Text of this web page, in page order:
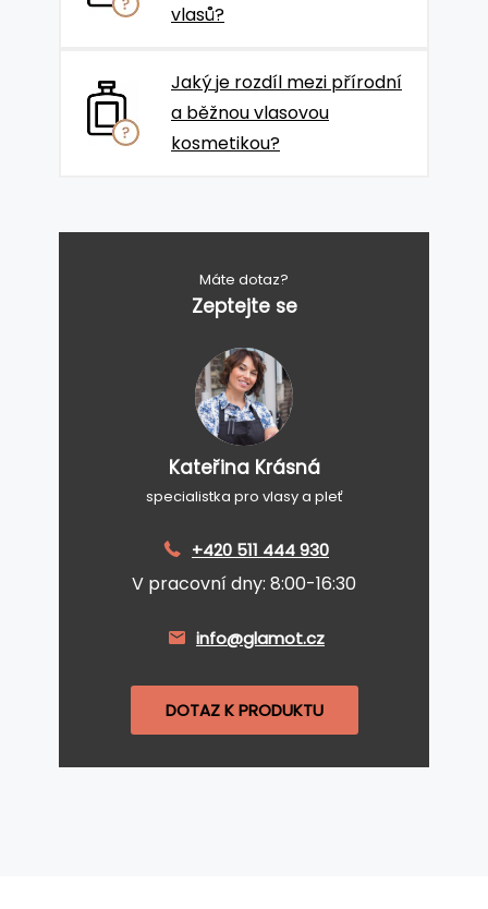
vlasů?
Jaký je rozdíl mezi přírodní
a běžnou vlasovou
kosmetikou?
Máte dotaz?
Zeptejte se
Kateřina Krásná
specialistka pro vlasy a pleť
+420 511 444 930
V pracovní dny: 8:00-16:30
info@glamot.cz
DOTAZ K PRODUKTU